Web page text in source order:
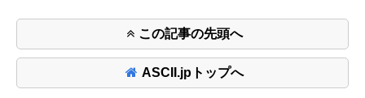
この記事の先頭へ
ASCII.jpトップへ